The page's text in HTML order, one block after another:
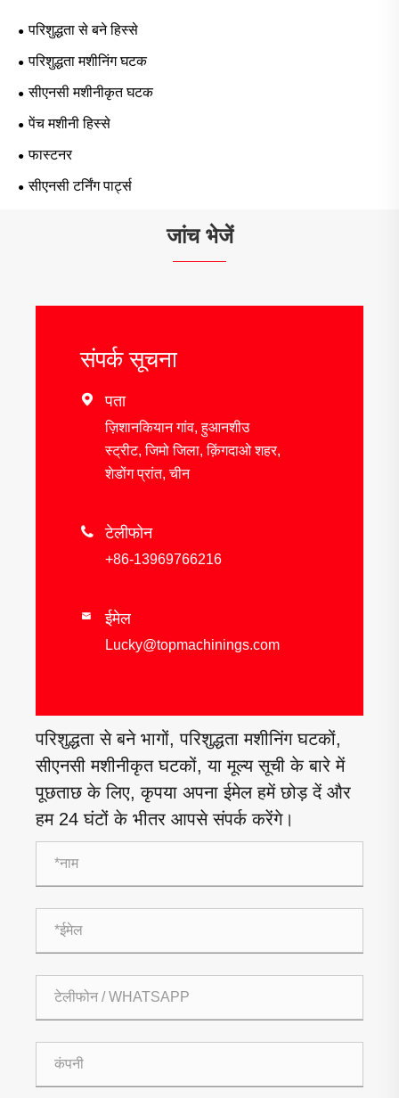
परिशुद्धता से बने हिस्से
परिशुद्धता मशीनिंग घटक
सीएनसी मशीनीकृत घटक
पेंच मशीनी हिस्से
फास्टनर
सीएनसी टर्निंग पार्ट्स
जांच भेजें
संपर्क सूचना
 पता
ज़िशानकियान गांव, हुआनशीउ
स्ट्रीट, जिमो जिला, क़िंगदाओ शहर,
शेडोंग प्रांत, चीन
 टेलीफोन
+86-13969766216
 ईमेल
Lucky@topmachinings.com
परिशुद्धता से बने भागों, परिशुद्धता मशीनिंग घटकों,
सीएनसी मशीनीकृत घटकों, या मूल्य सूची के बारे में
पूछताछ के लिए, कृपया अपना ईमेल हमें छोड़ दें और
हम 24 घंटों के भीतर आपसे संपर्क करेंगे।